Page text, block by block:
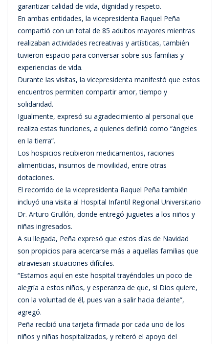
garantizar calidad de vida, dignidad y respeto.
En ambas entidades, la vicepresidenta Raquel Peña
compartió con un total de 85 adultos mayores mientras
realizaban actividades recreativas y artísticas, también
tuvieron espacio para conversar sobre sus familias y
experiencias de vida.
Durante las visitas, la vicepresidenta manifestó que estos
encuentros permiten compartir amor, tiempo y
solidaridad.
Igualmente, expresó su agradecimiento al personal que
realiza estas funciones, a quienes definió como “ángeles
en la tierra”.
Los hospicios recibieron medicamentos, raciones
alimenticias, insumos de movilidad, entre otras
dotaciones.
El recorrido de la vicepresidenta Raquel Peña también
incluyó una visita al Hospital Infantil Regional Universitario
Dr. Arturo Grullón, donde entregó juguetes a los niños y
niñas ingresados.
A su llegada, Peña expresó que estos días de Navidad
son propicios para acercarse más a aquellas familias que
atraviesan situaciones difíciles.
“Estamos aquí en este hospital trayéndoles un poco de
alegría a estos niños, y esperanza de que, si Dios quiere,
con la voluntad de él, pues van a salir hacia delante”,
agregó.
Peña recibió una tarjeta firmada por cada uno de los
niños y niñas hospitalizados, y reiteró el apoyo del